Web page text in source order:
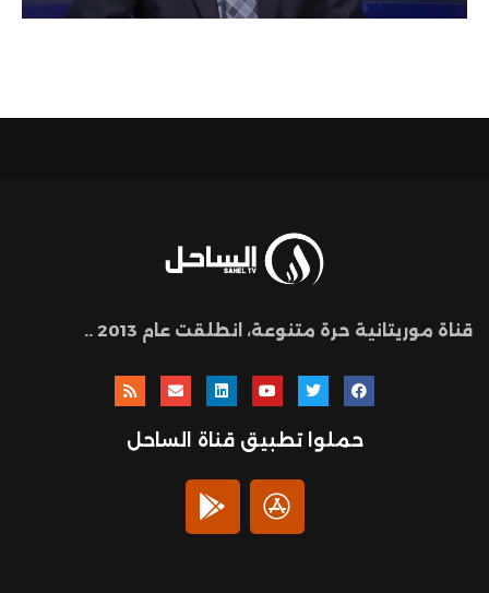
قناة موريتانية حرة متنوعة، انطلقت عام 2013 ..
حملوا تطبيق قناة الساحل